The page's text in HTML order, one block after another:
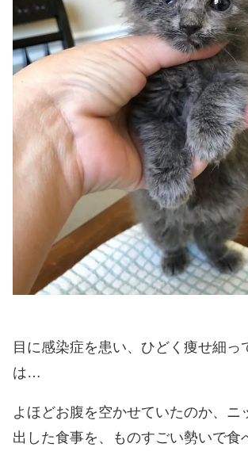
目に感染症を患い、ひどく痩せ細っ
は…
よほどお腹を空かせていたのか、ニ
出した食事を、ものすごい勢いで食